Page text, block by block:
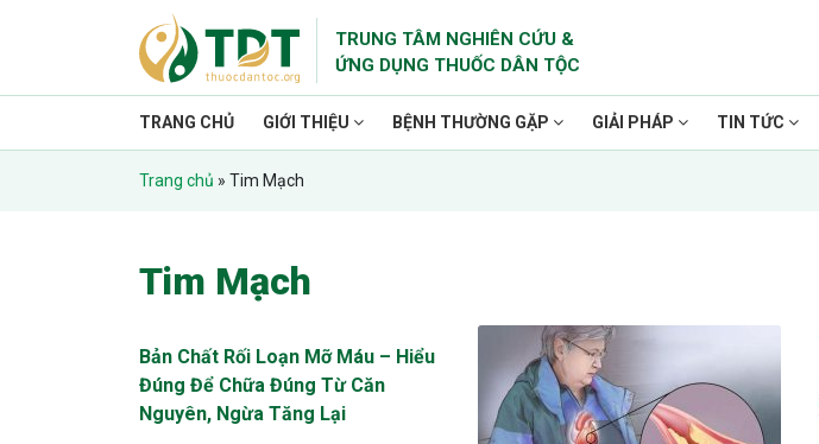
TRUNG TÂM NGHIÊN CỨU &
ỨNG DỤNG THUỐC DÂN TỘC
TRANG CHỦ GIỚI THIỆU BỆNH THƯỜNG GẶP GIẢI PHÁP TIN TỨC
Trang chủ » Tim Mạch
Tim Mạch
Bản Chất Rối Loạn Mỡ Máu – Hiểu
Đúng Để Chữa Đúng Từ Căn
Nguyên, Ngừa Tăng Lại